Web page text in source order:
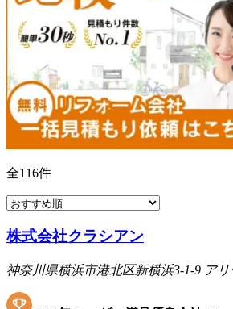
全116件
株式会社クラシアン
神奈川県横浜市港北区新横浜3-1-9 ア